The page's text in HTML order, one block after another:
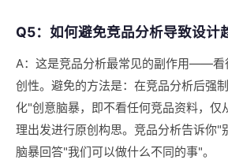
Q5：如何避免竞品分析导致设计
A：这是竞品分析最常见的副作用——看
创性。避免的方法是：在竞品分析后强
化"创意脑暴，即不看任何竞品资料，仅
理出发进行原创构思。竞品分析告诉你"
脑暴回答"我们可以做什么不同的事"。